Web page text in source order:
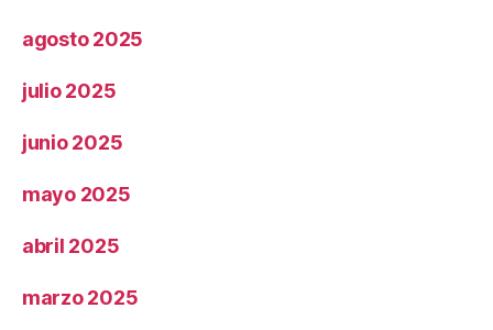
agosto 2025
julio 2025
junio 2025
mayo 2025
abril 2025
marzo 2025